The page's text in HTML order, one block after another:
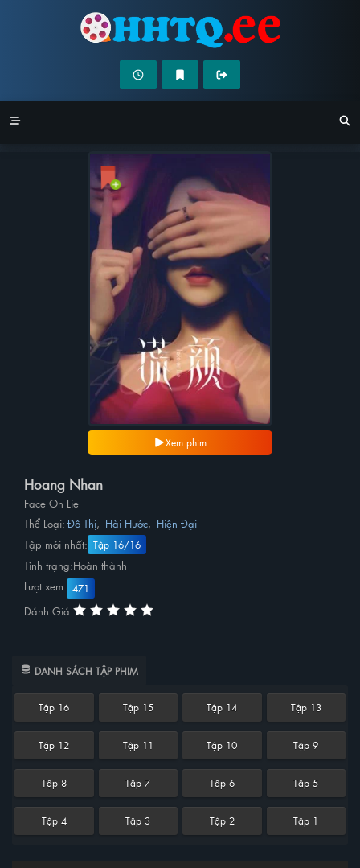
Xem phim
Hoang Nhan
Face On Lie
Thể Loại: Đô Thị, Hài Hước, Hiện Đại
Tập mới nhất: Tập 16/16
Tình trạng:Hoàn thành
Lượt xem: 471
Đánh Giá:
DANH SÁCH TẬP PHIM
Tập 16 Tập 15 Tập 14 Tập 13
Tập 12 Tập 11 Tập 10 Tập 9
Tập 8 Tập 7 Tập 6 Tập 5
Tập 4 Tập 3 Tập 2 Tập 1